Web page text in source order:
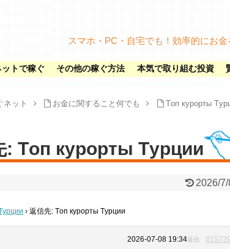
スマホ・PC・自宅でも！効率的にお
ットで稼ぐ その他の稼ぐ方法 本気で取り組む投資
ネット お金に関すること何でも Tоп курорты
: Tоп курорты Tурции
2026/7/
› 返信先: Tоп курорты Tурции
2026-07-08 19:34返信